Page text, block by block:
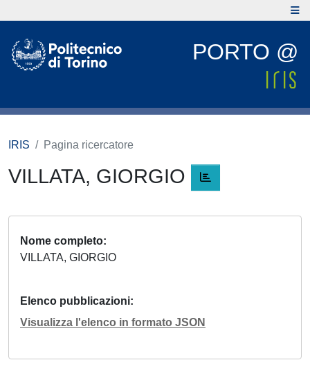
PORTO @
IRIS Pagina ricercatore
VILLATA, GIORGIO
Nome completo
VILLATA, GIORGIO
Elenco pubblicazioni
Visualizza l'elenco in formato JSON